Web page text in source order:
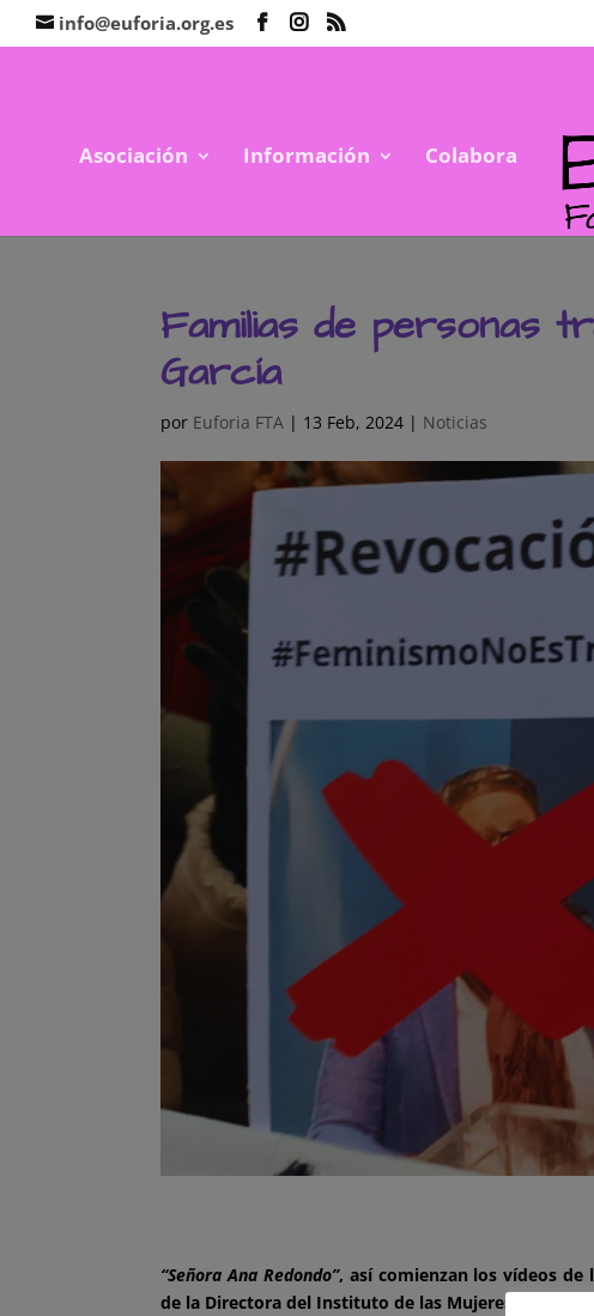
info@euforia.org.es
Asociación Información Colabora
Familias de personas
García
por Euforia FTA | 13 Feb, 2024 | Noticias
“Señora Ana Redondo”, así comienzan los vídeos de
de la Directora del Instituto de las Mujeres, Isabel